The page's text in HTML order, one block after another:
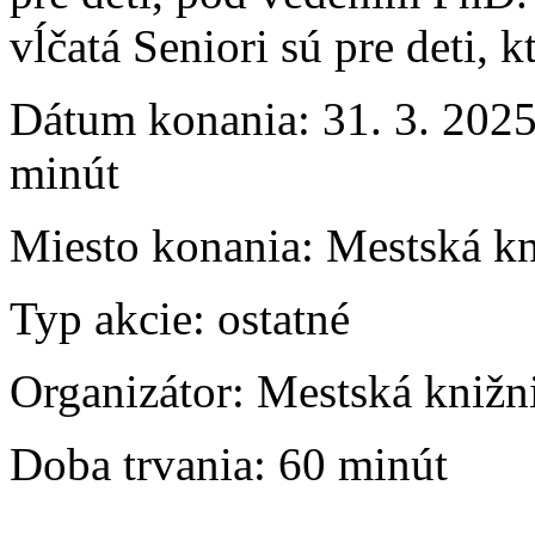
vĺčatá Seniori sú pre deti,
Dátum konania: 31. 3.
minút
Miesto konania: Mestská
Typ akcie: ostatné
Organizátor: Mestská
Doba trvania: 60 minút